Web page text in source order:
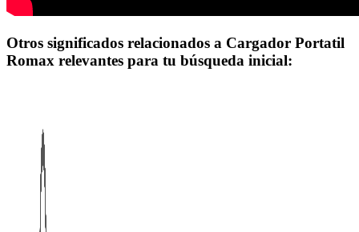
Otros significados relacionados a Cargador Portatil
Romax relevantes para tu búsqueda inicial: